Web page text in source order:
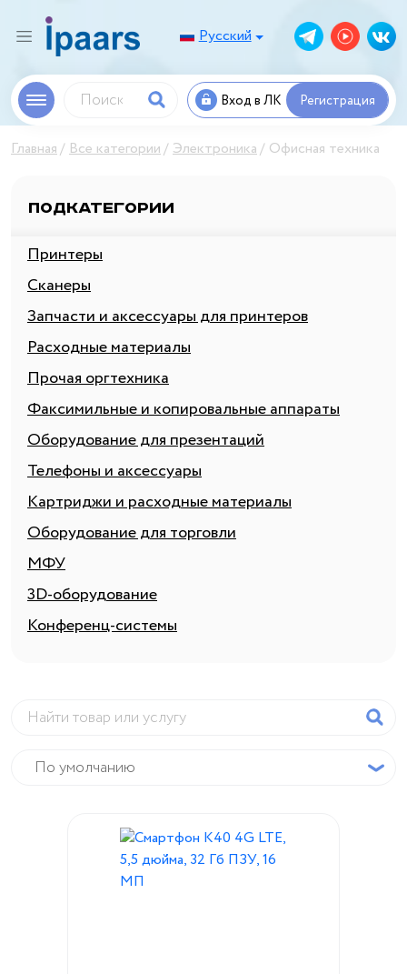
Русский
Вход в ЛК Регистрация
Главная Все категории Электроника Офисная техника
Подкатегории
Принтеры
Сканеры
Запчасти и аксессуары для принтеров
Расходные материалы
Прочая оргтехника
Факсимильные и копировальные аппараты
Оборудование для презентаций
Телефоны и аксессуары
Картриджи и расходные материалы
Оборудование для торговли
МФУ
3D-оборудование
Конференц-системы